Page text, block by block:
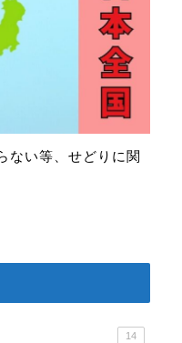
ない等、せどりに関
14